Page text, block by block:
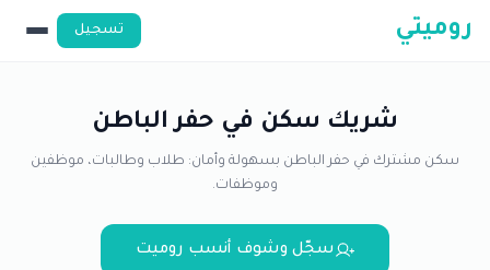
روميتي تسجيل
شريك سكن في حفر الباطن
سكن مشترك في حفر الباطن بسهولة وأمان: طلاب وطالبات، موظفين
وموظفات.
سجّل وشوف أنسب روميت